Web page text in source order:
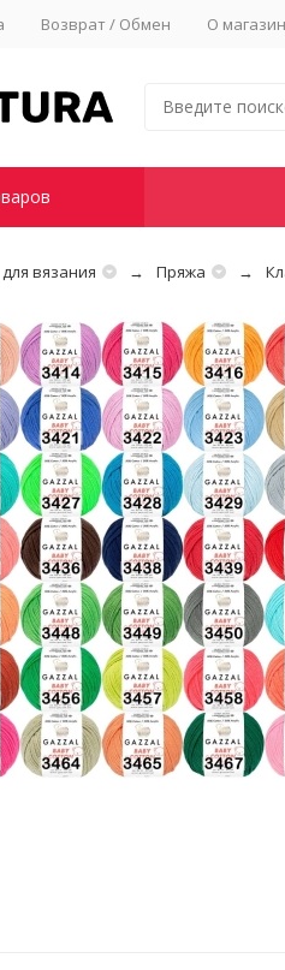
Возврат / Обмен О
вязания Пряжа